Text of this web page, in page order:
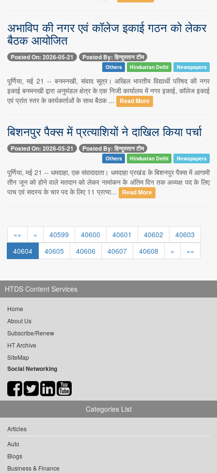
अभाविप की नगर एवं कॉलेज इकाई गठन को लेकर
बैठक आयोजित
Posted On: 2026-05-21 Posted By: हिन्दुस्तान टीम
Others Hindustan Delhi Newspapers
पूर्णिया, मई 21 -- बनमनखी, संवाद सूत्र। अखिल भारतीय विद्यार्थी परिषद की नगर
इकाई बनमनखी द्वारा अनुमंडल क्षेत्र के एक निजी कार्यालय में नगर इकाई, कॉलेज इकाई
एवं प्रांत स्तर के कार्यकर्ताओं के साथ बैठक ...
Read More
बिशनपुर पैक्स में प्रत्याशियों ने दाखिल किया पर्चा
Posted On: 2026-05-21 Posted By: हिन्दुस्तान टीम
Others Hindustan Delhi Newspapers
पूर्णिया, मई 21 -- धमदाहा, एक संवाददाता। धमदाहा प्रखंड के बिशनपुर पैक्स में आगामी
तीन जून को होने वाले मतदान को लेकर नामांकन के अंतिम दिन तक अध्यक्ष पद के लिए
पाच एवं सदस्य के चार पद के लिए 11 प्रत्या...
Read More
«« « 40599 40600 40601 40602
40603
40604
40605 40606 40607 40608 » »»
HTDS Content Services
Home
About Us
Subscribe/Renew
HT Archive
SiteMap
Social Networking
Categories List
Articles
Auto
Blogs
Business & Finance